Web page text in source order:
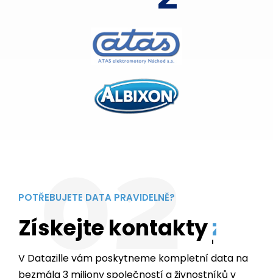
02
POTŘEBUJETE DATA PRAVIDELNĚ?
Získejte kontakty
z vašeho města